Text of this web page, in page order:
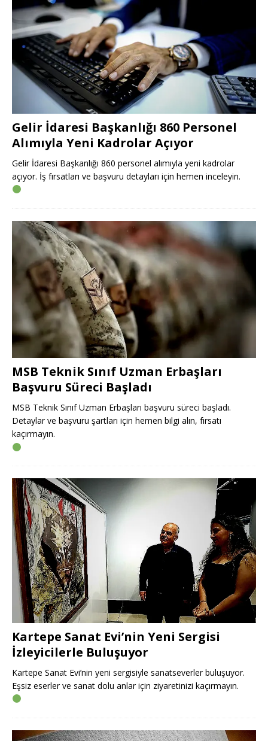
Gelir İdaresi Başkanlığı 860 Personel
Alımıyla Yeni Kadrolar Açıyor
Gelir İdaresi Başkanlığı 860 personel alımıyla yeni kadrolar
açıyor. İş fırsatları ve başvuru detayları için hemen inceleyin.
MSB Teknik Sınıf Uzman Erbaşları
Başvuru Süreci Başladı
MSB Teknik Sınıf Uzman Erbaşları başvuru süreci başladı.
Detaylar ve başvuru şartları için hemen bilgi alın, fırsatı
kaçırmayın.
Kartepe Sanat Evi’nin Yeni Sergisi
İzleyicilerle Buluşuyor
Kartepe Sanat Evi’nin yeni sergisiyle sanatseverler buluşuyor.
Eşsiz eserler ve sanat dolu anlar için ziyaretinizi kaçırmayın.